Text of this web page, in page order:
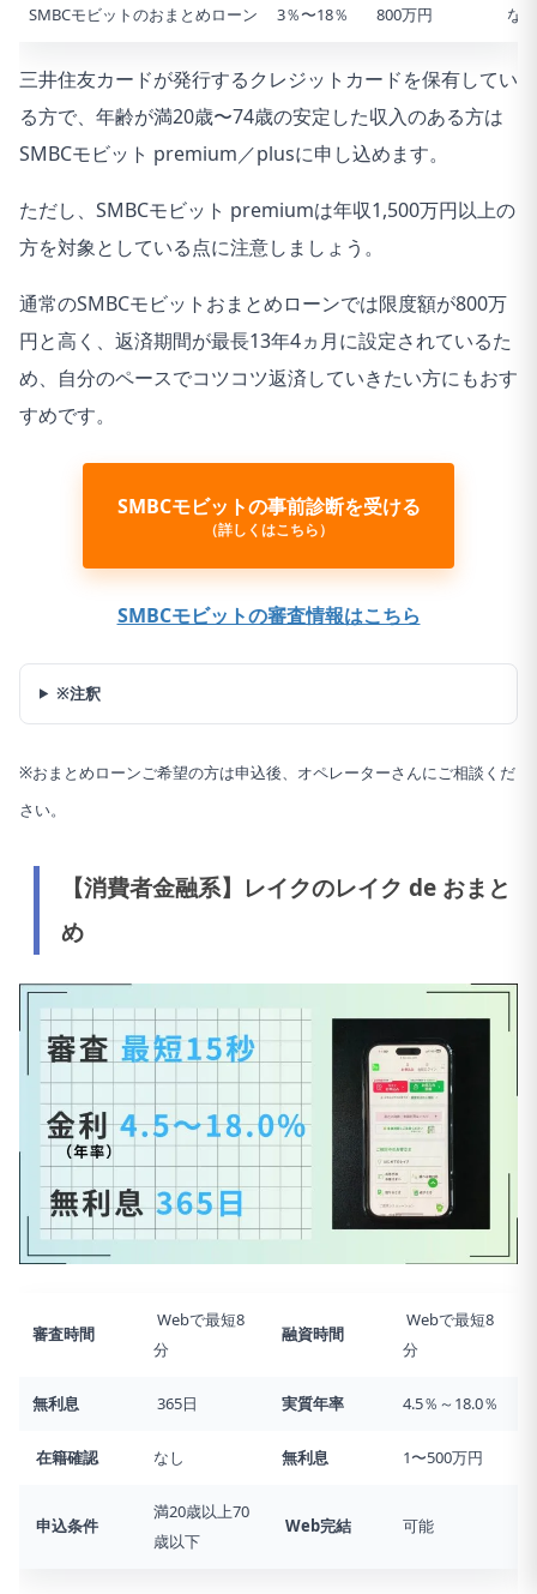
SMBCモビットのおまとめローン 3％〜18％ 800万円 なし
三井住友カードが発行するクレジットカードを保有してい
る方で、年齢が満20歳〜74歳の安定した収入のある方は
SMBCモビット premium／plusに申し込めます。
ただし、SMBCモビット premiumは年収1,500万円以上の
方を対象としている点に注意しましょう。
通常のSMBCモビットおまとめローンでは限度額が800万
円と高く、 返済期間が最長13年4ヵ月に設定されているた
め、自分のペースでコツコツ返済していきたい方にもおす
すめです。
SMBCモビットの事前診断を受ける
（詳しくはこちら）
SMBCモビットの審査情報はこちら
※注釈
※おまとめローンご希望の方は申込後、オペレーターさんにご相談くだ
さい。
【消費者金融系】レイクのレイク de おまと
め
審査時間
Webで最短8
分
融資時間
Webで最短8
分
無利息 365日 実質年率 4.5％～18.0％
在籍確認 なし 無利息 1〜500万円
申込条件
満20歳以上70
歳以下
Web完結 可能